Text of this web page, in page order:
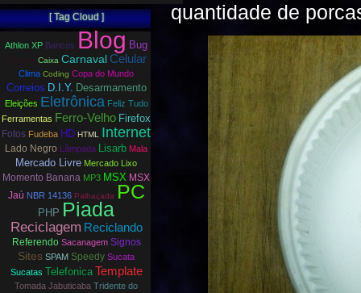
quantidade de
[ Tag Cloud ]
Athlon XP Bancos Blog Bug
Caixa CarnavalCelular
Clima Coding Copa do Mundo
Correios D.I.Y. Desarmamento
Eleições Eletrônica Feliz Tudo
Ferramentas Ferro-Velho Firefox
Fotos Fudeba HD HTML Internet
Lado Negro Lâmpada Lisarb Mala
Mercado Livre Mercado Lixo
Momento Banana MP3 MSX MSX
Jaú NBR 14136 Palhaçada PC
PHP Piada
Reciclagem Reciclando
Referendo Sacanagem Signos
Sites SPAM Speedy Sucata
Sucatas Telefonica Template
Tomada Jabuticaba Tridente do